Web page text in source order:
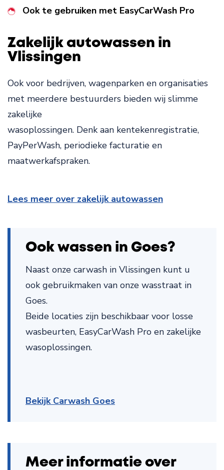
Ook te gebruiken met EasyCarWash Pro
Zakelijk autowassen in
Vlissingen
Ook voor bedrijven, wagenparken en organisaties
met meerdere bestuurders bieden wij slimme
zakelijke
wasoplossingen. Denk aan kentekenregistratie,
PayPerWash, periodieke facturatie en
maatwerkafspraken.
Lees meer over zakelijk autowassen
Ook wassen in Goes?
Naast onze carwash in Vlissingen kunt u
ook gebruikmaken van onze wasstraat in
Goes.
Beide locaties zijn beschikbaar voor losse
wasbeurten, EasyCarWash Pro en zakelijke
wasoplossingen.
Bekijk Carwash Goes
Meer informatie over